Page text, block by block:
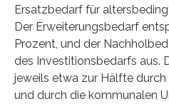
Ersatzbedarf für
Der Erweiterungsbedarf
Prozent, und der
des Investitionsbedarfs aus.
jeweils etwa zur Hälfte
und durch die kommunalen